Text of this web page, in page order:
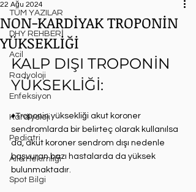
TÜM YAZILAR
DHY REHBERİ
Acil
Radyoloji
Enfeksiyon
Kardiyoloji
Pediatri
Aile Hekimliği
Spot Bilgi
NON-KARDİYAK TROPONİN
YÜKSEKLİĞİ
22 Ağu 2024
KALP DIŞI TROPONİN
YÜKSEKLİĞİ:
♦Troponin yüksekliği akut koroner
sendromlarda bir belirteç olarak kullanılsa
da, akut koroner sendrom dışı nedenle
başvuran bazı hastalarda da yüksek
bulunmaktadır.⁣